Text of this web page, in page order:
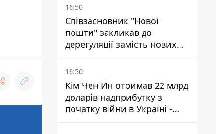
16:50
Співзасновник "Нової
пошти" закликав до
дерегуляції замість нових
податків - Гетманцев проти
16:50
Кім Чен Ин отримав 22 млрд
доларів надприбутку з
початку війни в Україні -
Bloomberg